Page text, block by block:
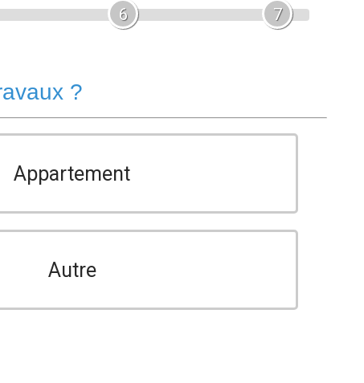
6 7
?
Appartement
Autre